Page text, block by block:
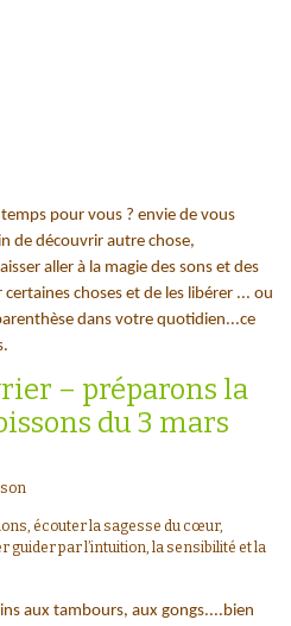
pour vous ? envie de vous
de découvrir autre chose,
aller à la magie des sons et des
choses et de les libérer ... ou
dans votre quotidien...ce
– préparons la
du 3 mars
écouter la sagesse du cœur,
par l’intuition, la sensibilité et la
aux tambours, aux gongs....bien